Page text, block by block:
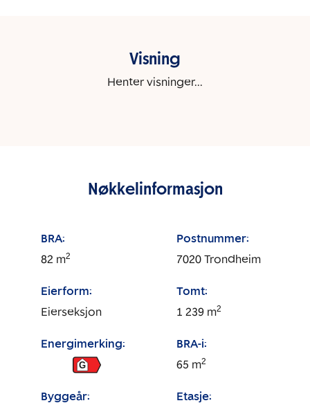
Visning
Henter visninger...
Nøkkelinformasjon
BRA:
82 m2
Postnummer:
7020 Trondheim
Eierform:
Eierseksjon
Tomt:
1 239 m2
Energimerking:
G
BRA-i:
65 m2
Byggeår:
Etasje: